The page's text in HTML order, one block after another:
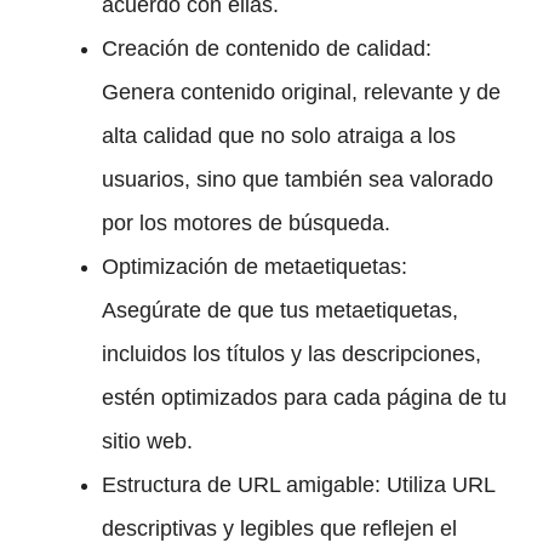
acuerdo con ellas.
Creación de contenido de calidad:
Genera contenido original, relevante y de
alta calidad que no solo atraiga a los
usuarios, sino que también sea valorado
por los motores de búsqueda.
Optimización de metaetiquetas:
Asegúrate de que tus metaetiquetas,
incluidos los títulos y las descripciones,
estén optimizados para cada página de tu
sitio web.
Estructura de URL amigable: Utiliza URL
descriptivas y legibles que reflejen el